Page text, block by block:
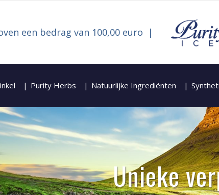
een bedrag van 100,00 euro
Purity Herbs Natuurlijke Ingrediënten
Unieke